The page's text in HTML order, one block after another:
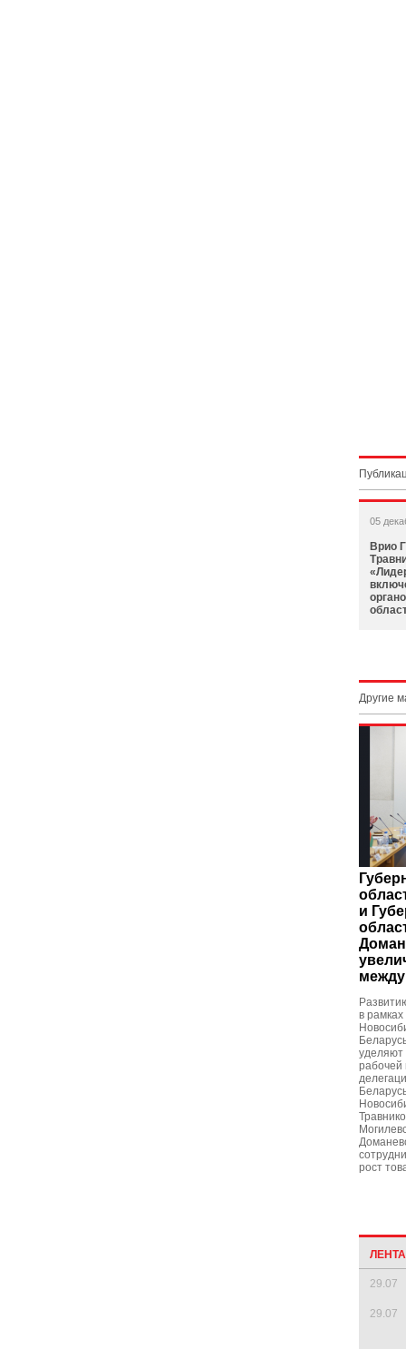
05
Врио
Другие
и
в рамках
уделяют
рабочей
рост
29.07
29.07